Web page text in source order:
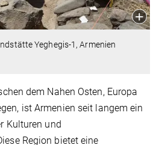
Yeghegis-1, Armenien
dem Nahen Osten, Europa
ist Armenien seit langem ein
Kulturen und
Region bietet eine